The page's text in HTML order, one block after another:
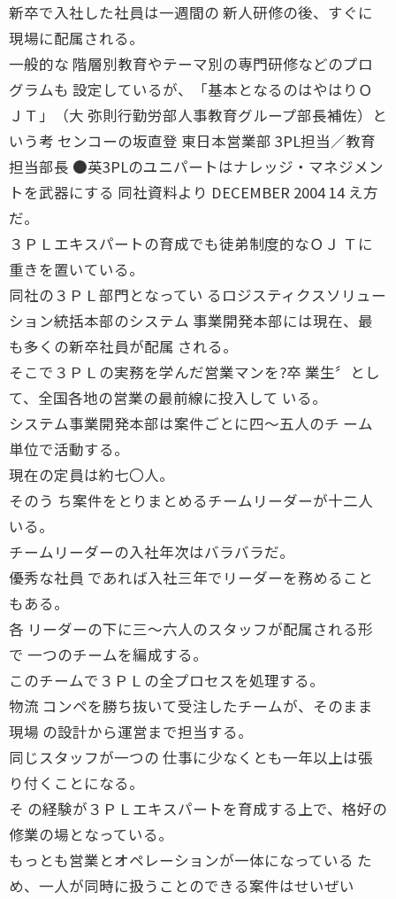
新卒で入社した社員は一週間の 新人研修の後、すぐに
現場に配属される。
一般的な 階層別教育やテーマ別の専門研修などのプロ
グラムも 設定しているが、「基本となるのはやはりＯ
ＪＴ」（大 弥則行勤労部人事教育グループ部長補佐）と
いう考 センコーの坂直登 東日本営業部 3PL担当／教育
担当部長 ●英3PLのユニパートはナレッジ・マネジメン
トを武器にする 同社資料より DECEMBER 2004 14 え方
だ。
３ＰＬエキスパートの育成でも徒弟制度的なＯＪ Ｔに
重きを置いている。
同社の３ＰＬ部門となってい るロジスティクスソリュー
ション統括本部のシステム 事業開発本部には現在、最
も多くの新卒社員が配属 される。
そこで３ＰＬの実務を学んだ営業マンを?卒 業生〞とし
て、全国各地の営業の最前線に投入して いる。
システム事業開発本部は案件ごとに四〜五人のチ ーム
単位で活動する。
現在の定員は約七〇人。
そのう ち案件をとりまとめるチームリーダーが十二人
いる。
チームリーダーの入社年次はバラバラだ。
優秀な社員 であれば入社三年でリーダーを務めること
もある。
各 リーダーの下に三〜六人のスタッフが配属される形
で 一つのチームを編成する。
このチームで３ＰＬの全プロセスを処理する。
物流 コンペを勝ち抜いて受注したチームが、そのまま
現場 の設計から運営まで担当する。
同じスタッフが一つの 仕事に少なくとも一年以上は張
り付くことになる。
そ の経験が３ＰＬエキスパートを育成する上で、格好の
修業の場となっている。
もっとも営業とオペレーションが一体になっている た
め、一人が同時に扱うことのできる案件はせいぜい